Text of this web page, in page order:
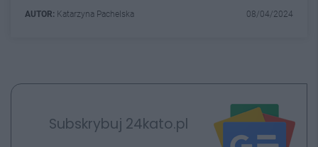
AUTOR: Katarzyna Pachelska 08/04/2024
Subskrybuj 24kato.pl